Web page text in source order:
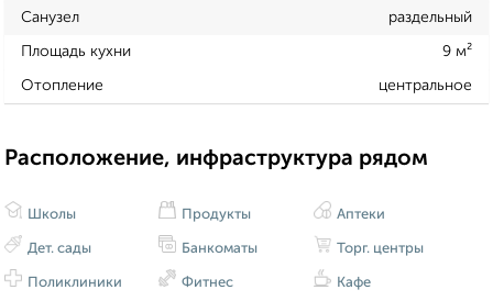
Санузел раздельный
Площадь кухни 9 м²
Отопление центральное
Расположение, инфраструктура рядом
Школы
Дет. сады
Поликлиники
Продукты
Банкоматы
Фитнес
Аптеки
Торг. центры
Кафе